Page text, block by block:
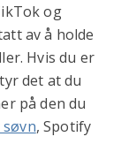
og
av å holde
Hvis du er
det at du
på den du
, Spotify